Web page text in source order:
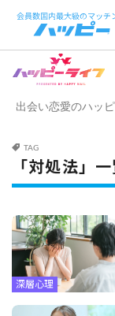
出会い恋愛のハッ
TAG
「対処法」一
深層心理